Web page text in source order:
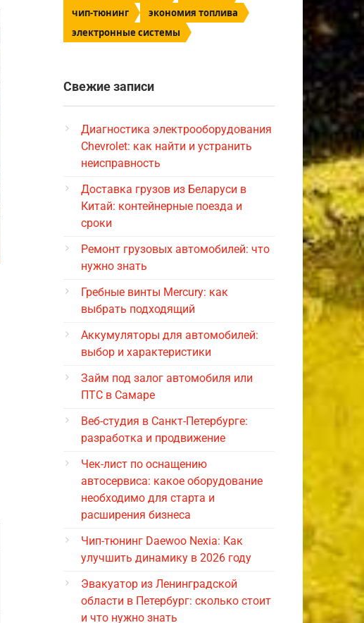
чип-тюнинг
экономия топлива
электронные системы
Свежие записи
Диагностика электрооборудования
Chevrolet: как найти и устранить
неисправность
Доставка грузов из Беларуси в
Китай: контейнерные поезда и
сроки
Ремонт грузовых автомобилей: что
нужно знать
Гребные винты Mercury: как
выбрать подходящий
Аккумуляторы для автомобилей:
выбор и характеристики
Займ под залог автомобиля или
ПТС в Самаре
Веб-студия в Санкт-Петербурге:
разработка и продвижение
Чек-лист по оснащению
автосервиса: какое оборудование
необходимо для старта и
расширения бизнеса
Чип-тюнинг Daewoo Nexia: Как
улучшить динамику в 2026 году
Эвакуатор из Ленинградской
области в Петербург: сколько стоит
и что нужно знать